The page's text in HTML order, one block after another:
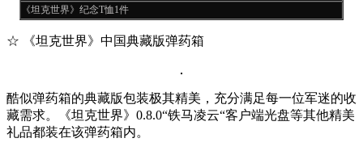
《坦克世界》纪念T恤1件
☆ 《坦克世界》中国典藏版弹药箱
酷似弹药箱的典藏版包装极其精美，充分满足每一位军迷的收
藏需求。《坦克世界》0.8.0“铁马凌云“客户端光盘等其他精美
礼品都装在该弹药箱内。